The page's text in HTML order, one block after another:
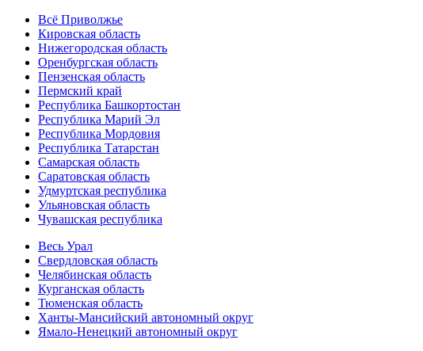
Всё Приволжье
Кировская область
Нижегородская область
Оренбургская область
Пензенская область
Пермский край
Республика Башкортостан
Республика Марий Эл
Республика Мордовия
Республика Татарстан
Самарская область
Саратовская область
Удмуртская республика
Ульяновская область
Чувашская республика
Весь Урал
Свердловская область
Челябинская область
Курганская область
Тюменская область
Ханты-Мансийский автономный округ
Ямало-Ненецкий автономный округ